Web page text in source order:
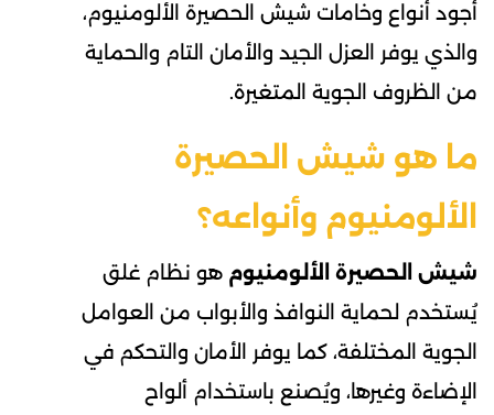
أجود أنواع وخامات شيش الحصيرة الألومنيوم،
والذي يوفر العزل الجيد والأمان التام والحماية
من الظروف الجوية المتغيرة.
ما هو شيش الحصيرة
الألومنيوم وأنواعه؟
شيش الحصيرة الألومنيوم هو نظام غلق
يُستخدم لحماية النوافذ والأبواب من العوامل
الجوية المختلفة، كما يوفر الأمان والتحكم في
الإضاءة وغيرها، ويُصنع باستخدام ألواح